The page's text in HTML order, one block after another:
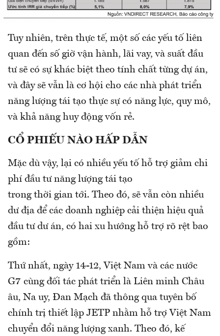
Tuy nhiên, trên thực tế, một số các yếu tố liên
quan đến số giờ vận hành, lãi vay, và suất đầu
tư sẽ có sự khác biệt theo tính chất từng dự án,
và đây sẽ vẫn là cơ hội cho các nhà phát triển
năng lượng tái tạo thực sự có năng lực, quy mô,
và khả năng huy động vốn rẻ.
CỔ PHIẾU NÀO HẤP DẪN
Mặc dù vậy, lại có nhiều yếu tố hỗ trợ giảm chi
phí đầu tư năng lượng tái tạo
trong thời gian tới. Theo đó, sẽ vẫn còn nhiều
dư địa để các doanh nghiệp cải thiện hiệu quả
đầu tư dư án, có hai xu hướng hỗ trợ rõ rệt bao
gồm:
Thứ nhất, ngày 14-12, Việt Nam và các nước
G7 cùng đối tác phát triển là Liên minh Châu
âu, Na uy, Đan Mạch đã thông qua tuyên bố
chính trị thiết lập JETP nhằm hỗ trợ Việt Nam
chuyển đổi năng lượng xanh. Theo đó, kế